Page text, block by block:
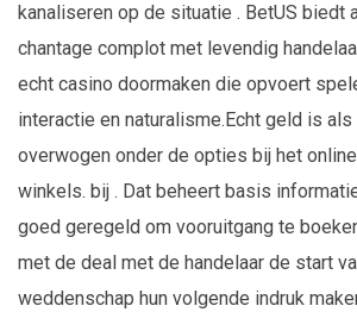
kanaliseren op de situatie . BetUS biedt
chantage complot met levendig
echt casino doormaken die opvoert
interactie en naturalisme.Echt geld is
overwogen onder de opties bij het
winkels. bij . Dat beheert basis
goed geregeld om vooruitgang te
met de deal met de handelaar de start
weddenschap hun volgende indruk